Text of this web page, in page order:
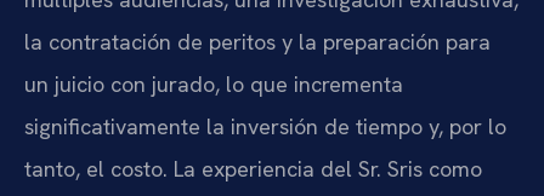
la contratación de peritos y la preparación para
un juicio con jurado, lo que incrementa
significativamente la inversión de tiempo y, por lo
tanto, el costo. La experiencia del Sr. Sris como